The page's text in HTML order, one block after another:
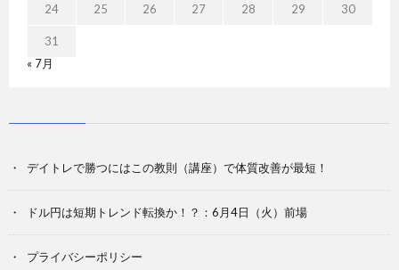
24 25 26 27 28 29 30
31
« 7月
デイトレで勝つにはこの教則（講座）で体質改善が最短！
ドル円は短期トレンド転換か！？：6月4日（火）前場
プライバシーポリシー